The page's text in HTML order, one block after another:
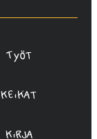
Työt
Keikat
Kirja